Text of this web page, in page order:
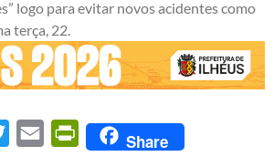
logo para evitar novos acidentes como
terça, 22.
Twitter Email PrintFriendly
Share